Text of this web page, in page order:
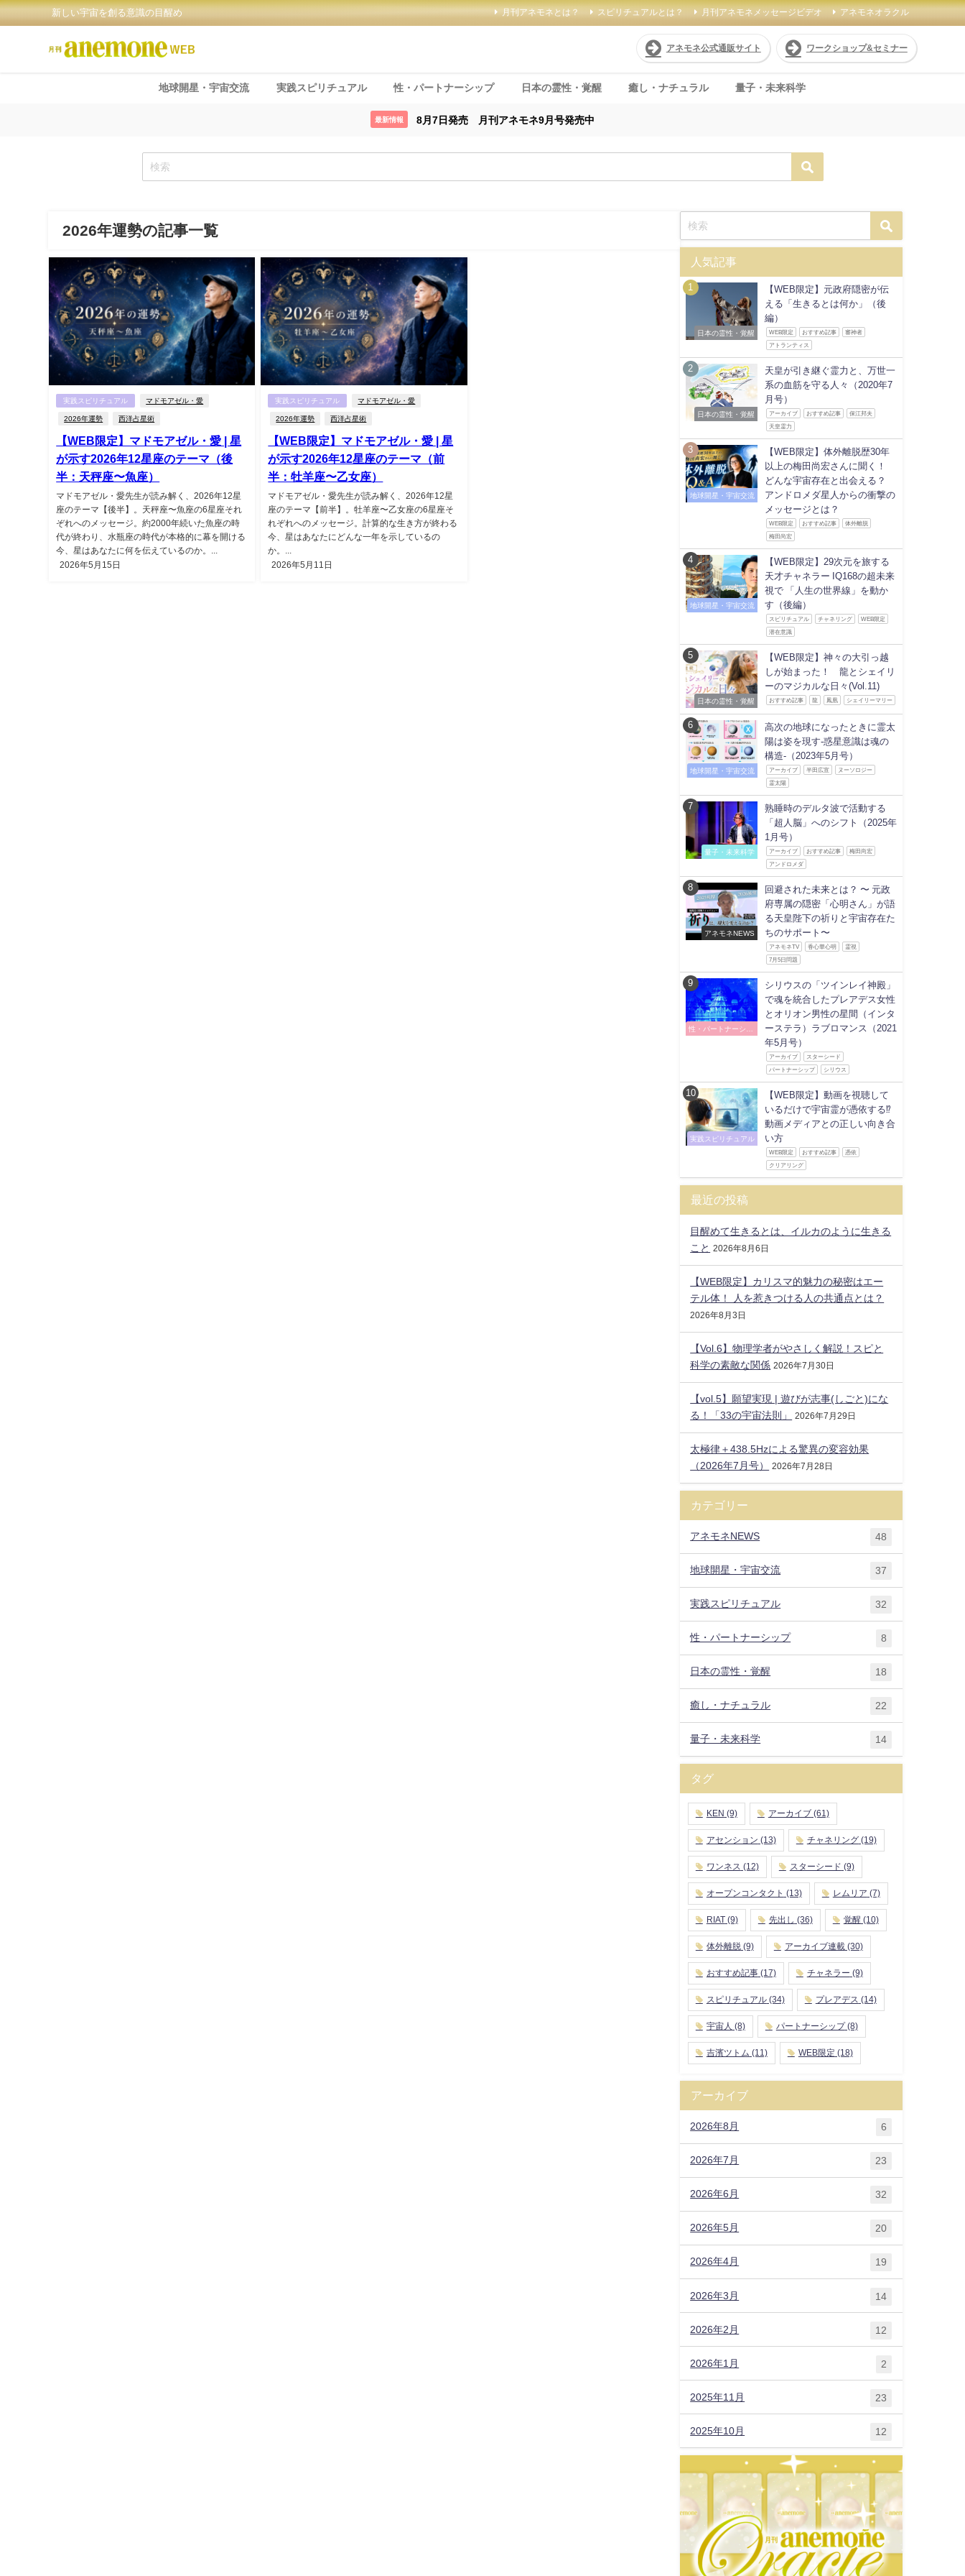
新しい宇宙を創る意識の目醒め 月刊アネモネとは？ スピリチュアルとは？ 月刊アネモネメッセージビデオ アネモネオラクル
アネモネ公式通販サイト ワークショップ&セミナー
地球開星・宇宙交流 実践スピリチュアル 性・パートナーシップ 日本の霊性・覚醒 癒し・ナチュラル 量子・未来科学
最新情報 8月7日発売 月刊アネモネ9月号発売中
2026年運勢の記事一覧
実践スピリチュアル マドモアゼル・愛
2026年運勢 西洋占星術
【WEB限定】マドモアゼル・愛 | 星
が示す2026年12星座のテーマ（後
半：天秤座〜魚座）
マドモアゼル・愛先生が読み解く、2026年12星
座のテーマ【後半】。天秤座〜魚座の6星座それ
ぞれへのメッセージ。約2000年続いた魚座の時
代が終わり、水瓶座の時代が本格的に幕を開ける
今、星はあなたに何を伝えているのか。...
2026年5月15日
実践スピリチュアル マドモアゼル・愛
2026年運勢 西洋占星術
【WEB限定】マドモアゼル・愛 | 星
が示す2026年12星座のテーマ（前
半：牡羊座〜乙女座）
マドモアゼル・愛先生が読み解く、2026年12星
座のテーマ【前半】。牡羊座〜乙女座の6星座そ
れぞれへのメッセージ。計算的な生き方が終わる
今、星はあなたにどんな一年を示しているの
か。...
2026年5月11日
人気記事
日本の霊性・覚醒
【WEB限定】元政府隠密が伝
える「生きるとは何か」（後
編）
WEB限定 おすすめ記事 審神者
アトランティス
日本の霊性・覚醒
天皇が引き継ぐ霊力と、万世一
系の血筋を守る人々（2020年7
月号）
アーカイブ おすすめ記事 保江邦夫
天皇霊力
地球開星・宇宙交流
【WEB限定】体外離脱歴30年
以上の梅田尚宏さんに聞く！
どんな宇宙存在と出会える？
アンドロメダ星人からの衝撃の
メッセージとは？
WEB限定 おすすめ記事 体外離脱
梅田尚宏
地球開星・宇宙交流
【WEB限定】29次元を旅する
天才チャネラー IQ168の超未来
視で 「人生の世界線」を動か
す（後編）
スピリチュアル チャネリング WEB限定
潜在意識
日本の霊性・覚醒
【WEB限定】神々の大引っ越
しが始まった！ 龍とシェイリ
ーのマジカルな日々(Vol.11)
おすすめ記事 龍 鳳凰 シェイリーマリー
地球開星・宇宙交流
高次の地球になったときに霊太
陽は姿を現す-惑星意識は魂の
構造-（2023年5月号）
アーカイブ 半田広宣 ヌーソロジー
霊太陽
量子・未来科学
熟睡時のデルタ波で活動する
「超人脳」へのシフト（2025年
1月号）
アーカイブ おすすめ記事 梅田尚宏
アンドロメダ
アネモネNEWS
回避された未来とは？ 〜 元政
府専属の隠密「心明さん」が語
る天皇陛下の祈りと宇宙存在た
ちのサポート〜
アネモネTV 香心華心明 霊視
7月5日問題
性・パートナーシッ
シリウスの「ツインレイ神殿」
で魂を統合したプレアデス女性
とオリオン男性の星間（インタ
ーステラ）ラブロマンス（2021
年5月号）
アーカイブ スターシード
パートナーシップ シリウス
実践スピリチュアル
【WEB限定】動画を視聴して
いるだけで宇宙霊が憑依する⁉
動画メディアとの正しい向き合
い方
WEB限定 おすすめ記事 憑依
クリアリング
最近の投稿
目醒めて生きるとは、イルカのように生きる
こと 2026年8月6日
【WEB限定】カリスマ的魅力の秘密はエー
テル体！ 人を惹きつける人の共通点とは？
2026年8月3日
【Vol.6】物理学者がやさしく解説！スピと
科学の素敵な関係 2026年7月30日
【vol.5】願望実現 | 遊びが志事(しごと)にな
る！「33の宇宙法則」
2026年7月29日
太極律＋438.5Hzによる驚異の変容効果
（2026年7月号）
2026年7月28日
カテゴリー
アネモネNEWS 48
地球開星・宇宙交流 37
実践スピリチュアル 32
性・パートナーシップ 8
日本の霊性・覚醒 18
癒し・ナチュラル 22
量子・未来科学 14
タグ
KEN (9) アーカイブ(61)
アセンション (13) チャネリング(19)
ワンネス (12) スターシード (9)
オープンコンタクト (13) レムリア (7)
RIAT(9) 先出し (36) 覚醒 (10)
体外離脱(9) アーカイブ連載(30)
おすすめ記事(17) チャネラー (9)
スピリチュアル(34) プレアデス (14)
宇宙人 (8) パートナーシップ(8)
吉濱ツトム (11) WEB限定 (18)
アーカイブ
2026年8月 6
2026年7月 23
2026年6月 32
2026年5月 20
2026年4月 19
2026年3月 14
2026年2月 12
2026年1月 2
2025年11月 23
2025年10月 12